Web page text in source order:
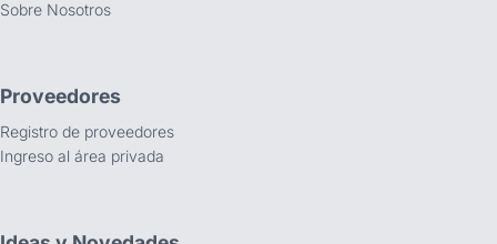
Sobre Nosotros
Proveedores
Registro de proveedores
Ingreso al área privada